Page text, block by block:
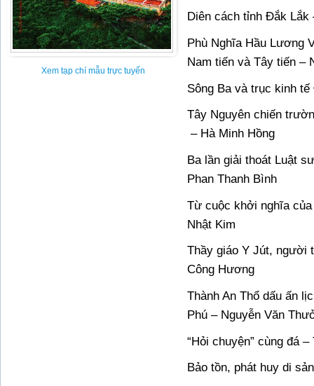
Xem tạp chí mẫu trực tuyến
Diên cách tỉnh Đắk Lắk
Phù Nghĩa Hầu Lương
Nam tiến và Tây tiến –
Sông Ba và trục kinh
Tây Nguyên chiến
– Hà Minh Hồng
Ba lần giải thoát Luật
Phan Thanh Bình
Từ cuộc khởi nghĩa của
Nhật Kim
Thầy giáo Y Jút, người
Công Hương
Thành An Thổ dấu ấn
Phú – Nguyễn Văn
“Hỏi chuyện” cùng đá –
Bảo tồn, phát huy di